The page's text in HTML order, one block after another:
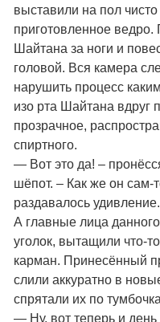
выставили на пол
приготовленное
Шайтана за ноги и
головой. Вся камера
нарушить процесс
изо рта Шайтана вдруг
прозрачное,
спиртного.
— Вот это да! –
шёпот. – Как же он
раздавалось удивление.
А главные лица
уголок, вытащили что-
карман. Принесённый
слили аккуратно в
спрятали их по
— Ну, вот теперь и